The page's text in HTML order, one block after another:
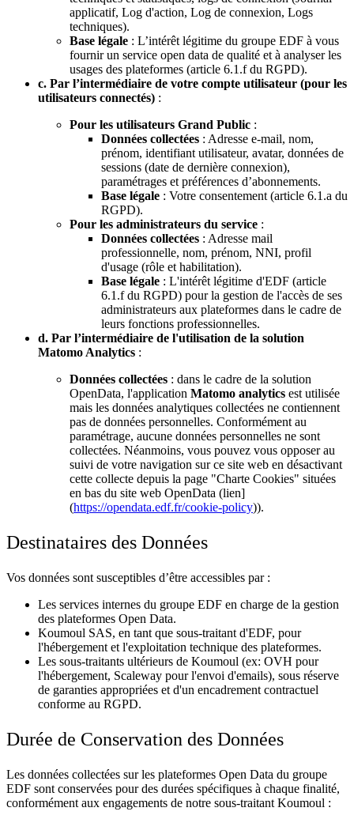
applicatif, Log d'action, Log de connexion, Logs
techniques).
Base légale : L’intérêt légitime du groupe EDF à vous
fournir un service open data de qualité et à analyser les
usages des plateformes (article 6.1.f du RGPD).
c. Par l’intermédiaire de votre compte utilisateur (pour les
utilisateurs connectés) :
Pour les utilisateurs Grand Public :
Données collectées : Adresse e-mail, nom,
prénom, identifiant utilisateur, avatar, données de
sessions (date de dernière connexion),
paramétrages et préférences d’abonnements.
Base légale : Votre consentement (article 6.1.a du
RGPD).
Pour les administrateurs du service :
Données collectées : Adresse mail
professionnelle, nom, prénom, NNI, profil
d'usage (rôle et habilitation).
Base légale : L'intérêt légitime d'EDF (article
6.1.f du RGPD) pour la gestion de l'accès de ses
administrateurs aux plateformes dans le cadre de
leurs fonctions professionnelles.
d. Par l’intermédiaire de l'utilisation de la solution
Matomo Analytics :
Données collectées : dans le cadre de la solution
OpenData, l'application Matomo analytics est utilisée
mais les données analytiques collectées ne contiennent
pas de données personnelles. Conformément au
paramétrage, aucune données personnelles ne sont
collectées. Néanmoins, vous pouvez vous opposer au
suivi de votre navigation sur ce site web en désactivant
cette collecte depuis la page "Charte Cookies" situées
en bas du site web OpenData (lien]
(https://opendata.edf.fr/cookie-policy)).
Destinataires des Données
Vos données sont susceptibles d’être accessibles par :
Les services internes du groupe EDF en charge de la gestion
des plateformes Open Data.
Koumoul SAS, en tant que sous-traitant d'EDF, pour
l'hébergement et l'exploitation technique des plateformes.
Les sous-traitants ultérieurs de Koumoul (ex: OVH pour
l'hébergement, Scaleway pour l'envoi d'emails), sous réserve
de garanties appropriées et d'un encadrement contractuel
conforme au RGPD.
Durée de Conservation des Données
Les données collectées sur les plateformes Open Data du groupe
EDF sont conservées pour des durées spécifiques à chaque finalité,
conformément aux engagements de notre sous-traitant Koumoul :